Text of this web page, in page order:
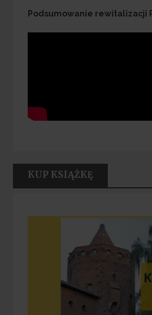
Podsumowanie rewitalizacji
KUP KSIĄŻKĘ